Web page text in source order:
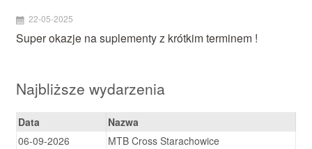
22-05-2025
Super okazje na suplementy z krótkim terminem !
Najbliższe wydarzenia
Data
Nazwa
06-09-2026
MTB Cross Starachowice